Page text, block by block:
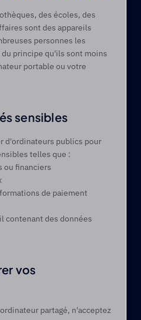
des écoles, des
sont des appareils
personnes les
principe qu'ils sont moins
portable ou votre
sensibles
d'ordinateurs publics pour
telles que :
ou financiers
de paiement
contenant des données
vos
partagé, n'acceptez